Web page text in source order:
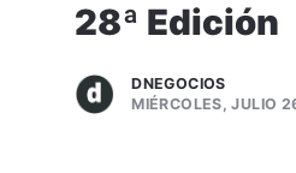
28ª Edición
DNEGOCIOS
MIÉRCOLES, JULIO